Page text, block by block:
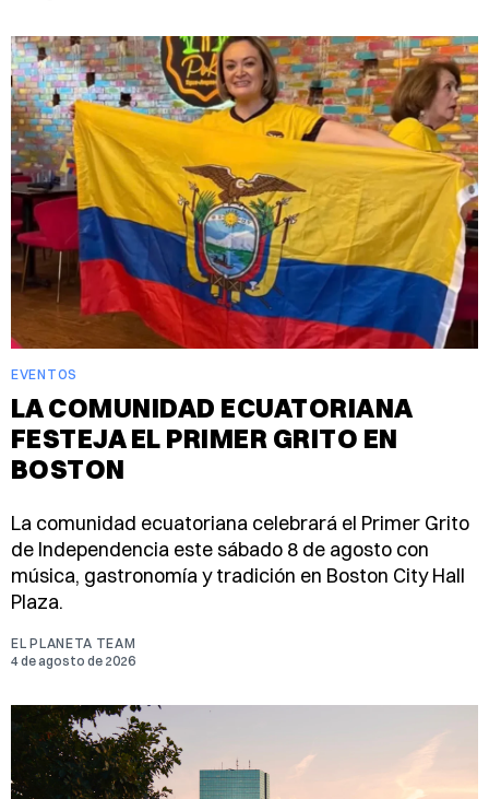
EVENTOS
LA COMUNIDAD ECUATORIANA
FESTEJA EL PRIMER GRITO EN
BOSTON
La comunidad ecuatoriana celebrará el Primer Grito
de Independencia este sábado 8 de agosto con
música, gastronomía y tradición en Boston City Hall
Plaza.
EL PLANETA TEAM
4 de agosto de 2026